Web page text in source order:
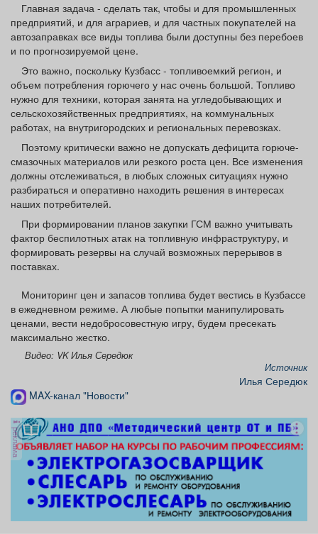
Главная задача - сделать так, чтобы и для промышленных
предприятий, и для аграриев, и для частных покупателей на
автозаправках все виды топлива были доступны без перебоев
и по прогнозируемой цене.
Это важно, поскольку Кузбасс - топливоемкий регион, и
объем потребления горючего у нас очень большой. Топливо
нужно для техники, которая занята на угледобывающих и
сельскохозяйственных предприятиях, на коммунальных
работах, на внутригородских и региональных перевозках.
Поэтому критически важно не допускать дефицита горюче-
смазочных материалов или резкого роста цен. Все изменения
должны отслеживаться, в любых сложных ситуациях нужно
разбираться и оперативно находить решения в интересах
наших потребителей.
При формировании планов закупки ГСМ важно учитывать
фактор беспилотных атак на топливную инфраструктуру, и
формировать резервы на случай возможных перерывов в
поставках.
Мониторинг цен и запасов топлива будет вестись в Кузбассе
в ежедневном режиме. А любые попытки манипулировать
ценами, вести недобросовестную игру, будем пресекать
максимально жестко.
Видео: VK Илья Середюк
Источник
Илья Середюк
MAX-канал "Новости"
реклама